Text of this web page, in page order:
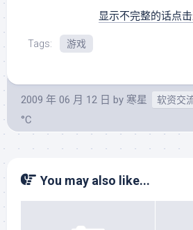
显示不完整的话点
Tags: 游戏
2009 年 06 月 12 日 by 寒星 软资交
°C
You may also like...